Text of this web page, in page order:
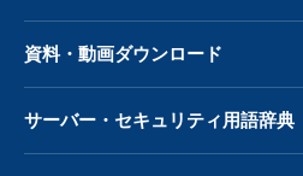
資料・動画ダウンロード
サーバー・ セキュリティ用語辞典